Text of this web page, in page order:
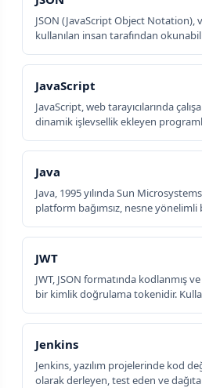
JSON (JavaScript Object Notation),
kullanılan insan tarafından
JavaScript
JavaScript, web tarayıcılarında
dinamik işlevsellik ekleyen
Java
Java, 1995 yılında Sun
platform bağımsız, nesne
JWT
JWT, JSON formatında kodlanmış
bir kimlik doğrulama tokenidir.
Jenkins
Jenkins, yazılım projelerinde kod
olarak derleyen, test eden ve